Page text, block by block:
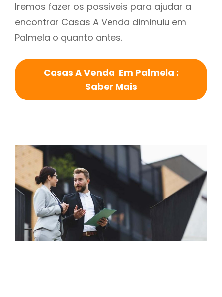
Iremos fazer os possiveis para ajudar a
encontrar Casas A Venda diminuiu em
Palmela o quanto antes.
Casas A Venda Em Palmela :
Saber Mais